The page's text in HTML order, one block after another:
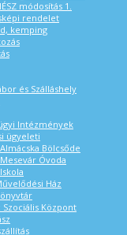
módosítás 1.
rendelet
kemping
és Szálláshely
Intézmények
ügyeleti
Bölcsőde
Óvoda
Ház
Szociális Központ